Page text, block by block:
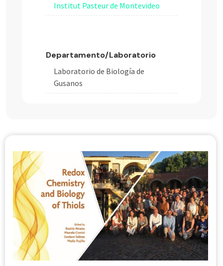
Institut Pasteur de Montevideo
Departamento/Laboratorio
Laboratorio de Biología de
Gusanos